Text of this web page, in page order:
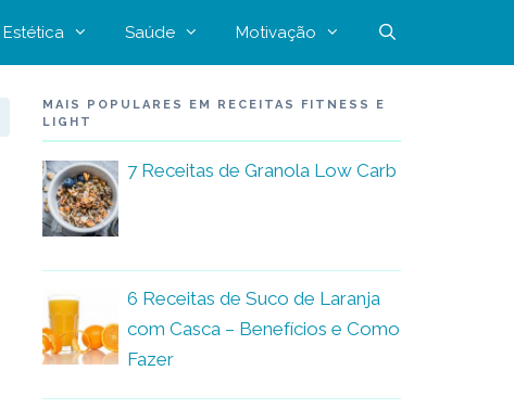
Estética Saúde Motivação
MAIS POPULARES EM RECEITAS FITNESS E
LIGHT
7 Receitas de Granola Low Carb
6 Receitas de Suco de Laranja
com Casca – Benefícios e Como
Fazer